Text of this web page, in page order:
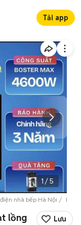
Tải app
1 /5
nhà bếp Hà Nội Bếp,
lồng
Lưu